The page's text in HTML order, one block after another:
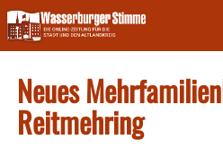
Skip
to
content
Neues
Reitmehring